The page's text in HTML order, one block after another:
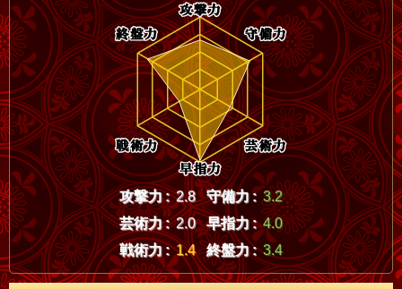
攻撃力 : 2.8 守備力 : 3.2
芸術力 : 2.0 早指力 : 4.0
戦術力 : 1.4 終盤力 : 3.4